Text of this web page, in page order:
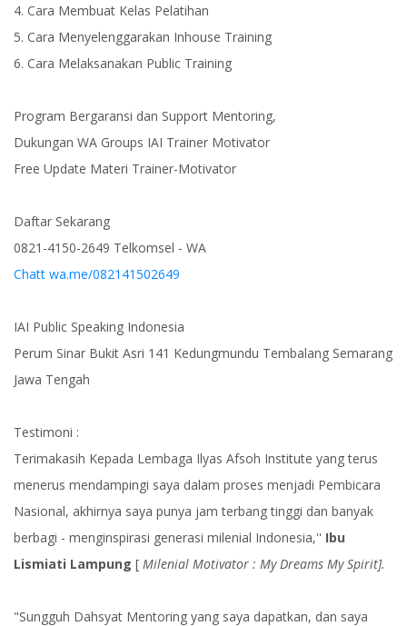
4. Cara Membuat Kelas Pelatihan
5. Cara Menyelenggarakan Inhouse Training
6. Cara Melaksanakan Public Training
Program Bergaransi dan Support Mentoring,
Dukungan WA Groups IAI Trainer Motivator
Free Update Materi Trainer-Motivator
Daftar Sekarang
0821-4150-2649 Telkomsel - WA
Chatt wa.me/082141502649
IAI Public Speaking Indonesia
Perum Sinar Bukit Asri 141 Kedungmundu Tembalang Semarang
Jawa Tengah
Testimoni :
Terimakasih Kepada Lembaga Ilyas Afsoh Institute yang terus
menerus mendampingi saya dalam proses menjadi Pembicara
Nasional, akhirnya saya punya jam terbang tinggi dan banyak
berbagi - menginspirasi generasi milenial Indonesia,'' Ibu
Lismiati Lampung [ Milenial Motivator : My Dreams My Spirit].
"Sungguh Dahsyat Mentoring yang saya dapatkan, dan saya